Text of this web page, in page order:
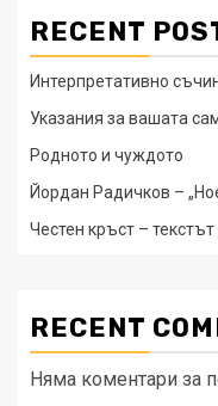
RECENT
Интерпретативно
Указания за вашата
Родното и чуждото
Йордан Радичков –
Честен кръст – текстът
RECENT
Няма коментари за